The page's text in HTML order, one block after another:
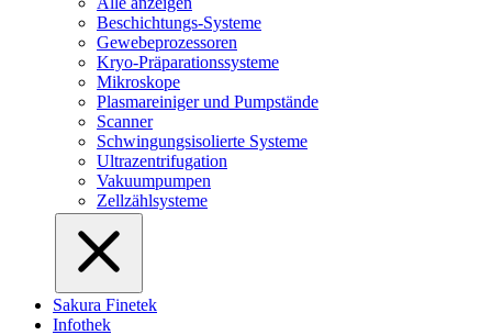
Beschichtungs-Systeme
Gewebeprozessoren
Kryo-Präparationssysteme
Mikroskope
Plasmareiniger und Pumpstände
Scanner
Schwingungsisolierte Systeme
Ultrazentrifugation
Vakuumpumpen
Zellzählsysteme
Sakura Finetek
Infothek